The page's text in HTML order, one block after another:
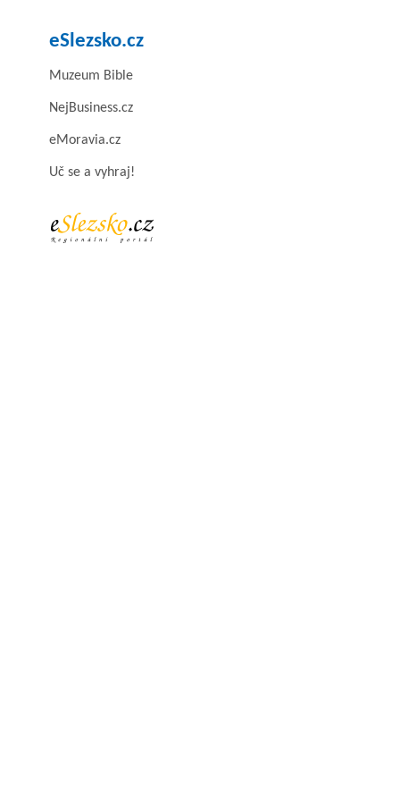
eSlezsko.cz
Muzeum Bible
NejBusiness.cz
eMoravia.cz
Uč se a vyhraj!